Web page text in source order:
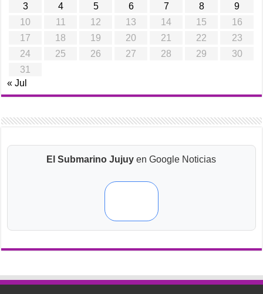
3
4 5 6 7 8
9
10
11 12 13 14 15
16
17
18 19 20 21 22
23
24
25 26 27 28 29
30
31
« Jul
El Submarino Jujuy en Google Noticias